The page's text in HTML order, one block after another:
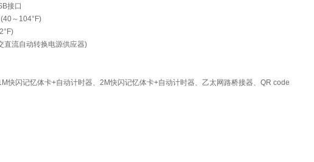
接口
～104°F)
直流自动转换电源供应器)
快闪记忆体卡+自动计时器、2M快闪记忆体卡+自动计时器、乙太网路桥接器、QR code